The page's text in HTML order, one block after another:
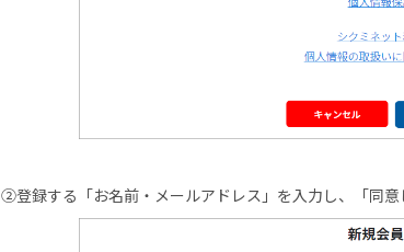
②登録する「お名前・メールアドレス」を入力し、「同意